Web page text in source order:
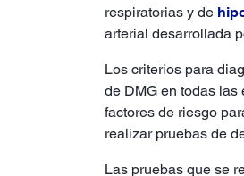
respiratorias y de
arterial desarrollada
Los criterios para
de DMG en todas
factores de riesgo
realizar pruebas de
Las pruebas que se